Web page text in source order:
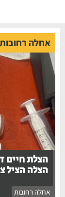
אחלה רחובות
הצלת חיים
הצלה הציל
אחלה רחובות